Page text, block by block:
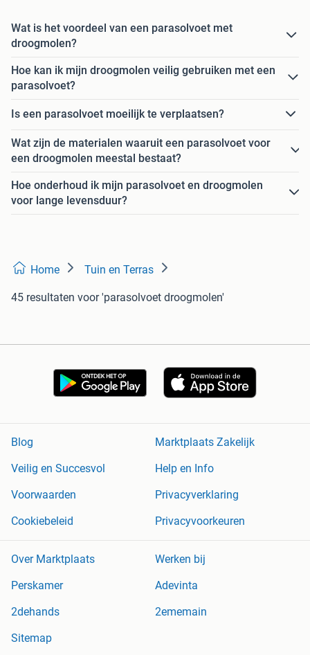
Wat is het voordeel van een parasolvoet met
droogmolen?
Hoe kan ik mijn droogmolen veilig gebruiken met een
parasolvoet?
Is een parasolvoet moeilijk te verplaatsen?
Wat zijn de materialen waaruit een parasolvoet voor
een droogmolen meestal bestaat?
Hoe onderhoud ik mijn parasolvoet en droogmolen
voor lange levensduur?
Home Tuin en Terras
45 resultaten voor 'parasolvoet droogmolen'
Blog
Marktplaats Zakelijk
Veilig en Succesvol
Help en Info
Voorwaarden
Privacyverklaring
Cookiebeleid
Privacyvoorkeuren
Over Marktplaats
Werken bij
Perskamer
Adevinta
2dehands
2ememain
Sitemap